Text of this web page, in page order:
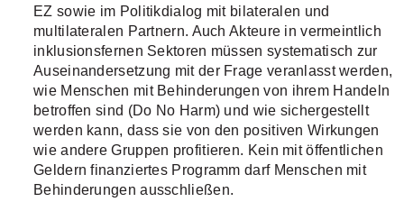
EZ sowie im Politikdialog mit bilateralen und
multilateralen Partnern. Auch Akteure in vermeintlich
inklusionsfernen Sektoren müssen systematisch zur
Auseinandersetzung mit der Frage veranlasst werden,
wie Menschen mit Behinderungen von ihrem Handeln
betroffen sind (Do No Harm) und wie sichergestellt
werden kann, dass sie von den positiven Wirkungen
wie andere Gruppen profitieren. Kein mit öffentlichen
Geldern finanziertes Programm darf Menschen mit
Behinderungen ausschließen.